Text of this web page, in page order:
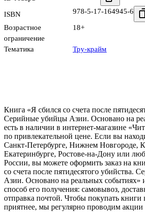
ISBN 978-5-17-164945-6
Возрастное
ограничение
18+
Тематика Тру-крайм
Книга «Я сбился со счета после
Серийные убийцы Азии. Основано на
есть в наличии в интернет-магазине
по привлекательной цене. Если вы
Санкт-Петербурге, Нижнем Новгороде,
Екатеринбурге, Ростове-на-Дону или
России, вы можете оформить заказ на
со счета после пятидесятого убийства.
Азии. Основано на реальных событиях»
способ его получения: самовывоз,
отправка почтой. Чтобы покупать
приятнее, мы регулярно проводим